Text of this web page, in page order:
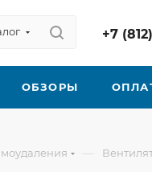
+7
ОБЗОРЫ
—